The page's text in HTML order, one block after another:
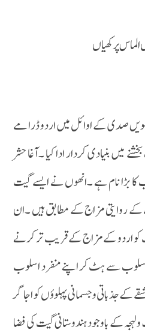
پرکھیاں
صدی کے اوائل میں اردو ڈرامے
میں بنیادی کردار ادا کیا ۔آغا حشر
کا بڑا نام ہے ۔انھوں نے ایسے گیت
روایتی مزاج کے مطابق ہیں ۔ان
اردو کے مزاج کے قریب تر کرنے
سے ہٹ کر اپنے منفرد اسلوب
جذباتی وجسمانی پہلوؤں کو اجاگر
کے باوجود ہندوستانی گیت کی فضا